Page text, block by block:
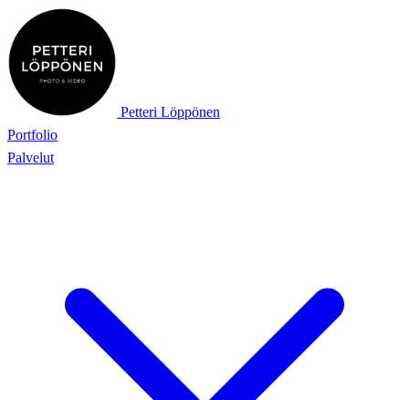
Petteri Löppönen
Portfolio
Palvelut